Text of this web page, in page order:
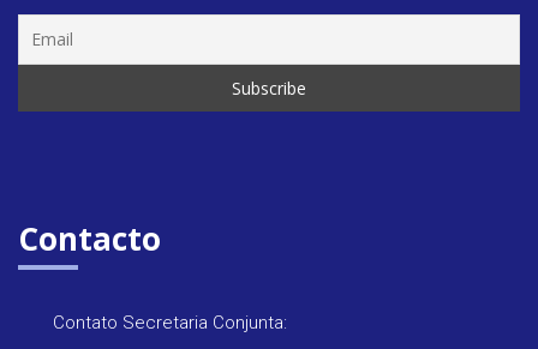
Contacto
Contato Secretaria Conjunta: